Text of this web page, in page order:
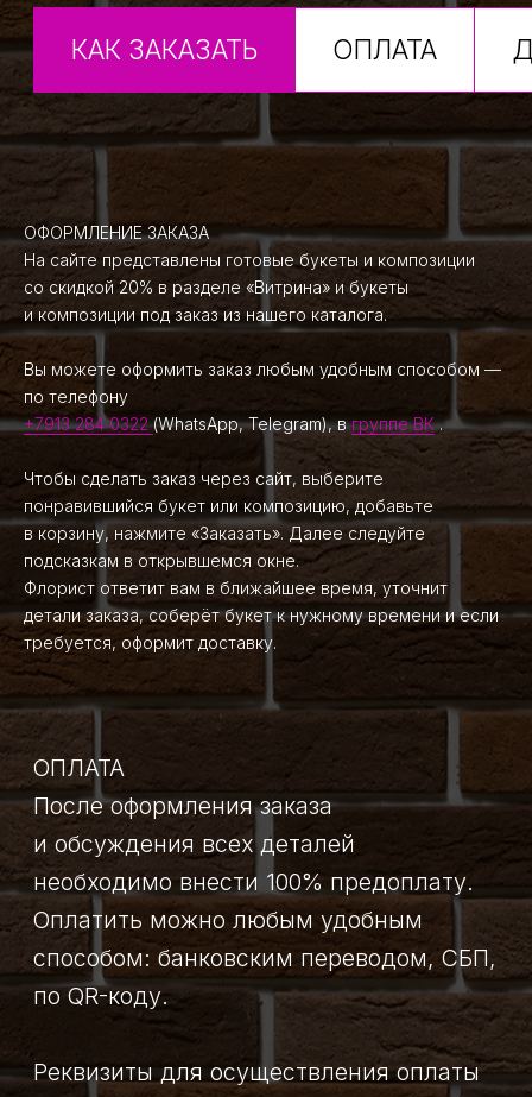
ОФОРМЛЕНИЕ ЗАКАЗА
На сайте представлены готовые букеты и композиции
со скидкой 20% в разделе «Витрина» и букеты
и композиции под заказ из нашего каталога.
Вы можете оформить заказ любым удобным способом —
по телефону
+7913 284 0322(WhatsApp, Telegram), вгруппе ВК.
Чтобы сделать заказ через сайт, выберите
понравившийся букет или композицию, добавьте
в корзину, нажмите «Заказать». Далее следуйте
подсказкам в открывшемся окне.
Флорист ответит вам в ближайшее время, уточнит
детали заказа, соберёт букет к нужному времени и если
требуется, оформит доставку.
ОПЛАТА
После оформления заказа
и обсуждения всех деталей
необходимо внести 100% предоплату.
Оплатить можно любым удобным
способом: банковским переводом, СБП,
по QR-коду.
Реквизиты для осуществления оплаты
вы получите после согласования всех
деталей заказа на удобный вам
мессенджер.
При полной оплате заказа
и дальнейшего отказа клиентом
от заказа, сумма в размере 100%
возвращается клиенту в случае
своевременного оповещения клиентом
об отмене заказа.
Если букет уже собран — клиенту
возвращается 50% от суммы заказа.
ДОСТАВКА